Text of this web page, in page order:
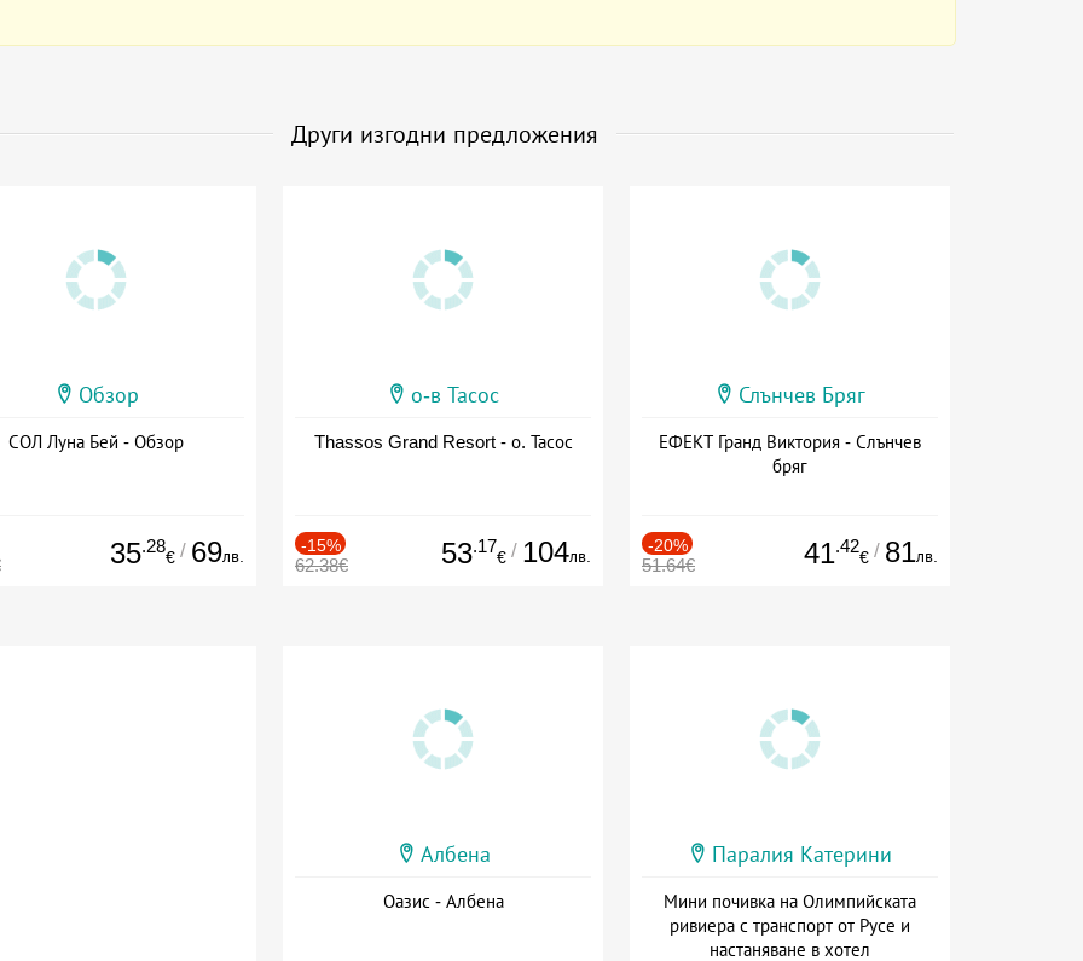
Други изгодни предложения
Обзор
СОЛ Луна Бей - Обзор
35.28
€ / 69лв.
о-в Тасос
Thassos Grand Resort - о. Тасос
-15%
62.38€ 53.17
€ / 104лв.
Слънчев Бряг
ЕФЕКТ Гранд Виктория - Слънчев
бряг
-20%
51.64€ 41.42
€ / 81лв.
Албена
Оазис - Албена
Паралия Катерини
Мини почивка на Олимпийската
ривиера с транспорт от Русе и
настаняване в хотел